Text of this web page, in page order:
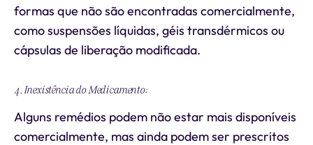
formas que não são encontradas comercialmente,
como suspensões líquidas, géis transdérmicos ou
cápsulas de liberação modificada.
4. Inexistência do Medicamento:
Alguns remédios podem não estar mais disponíveis
comercialmente, mas ainda podem ser prescritos